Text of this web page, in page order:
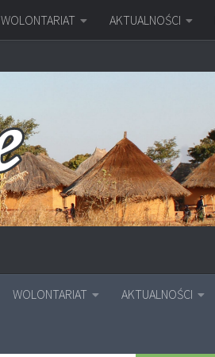
WOLONTARIAT AKTUALNOŚCI
WOLONTARIAT AKTUALNOŚCI